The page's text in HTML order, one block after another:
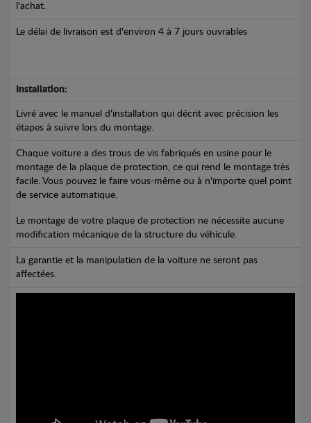
l'achat.
Le délai de livraison est d'environ 4 à 7 jours ouvrables
Installation:
Livré avec le manuel d'installation qui décrit avec précision les
étapes à suivre lors du montage.
Chaque voiture a des trous de vis fabriqués en usine pour le
montage de la plaque de protection, ce qui rend le montage très
facile. Vous pouvez le faire vous-même ou à n'importe quel point
de service automatique.
Le montage de votre plaque de protection ne nécessite aucune
modification mécanique de la structure du véhicule.
La garantie et la manipulation de la voiture ne seront pas
affectées.